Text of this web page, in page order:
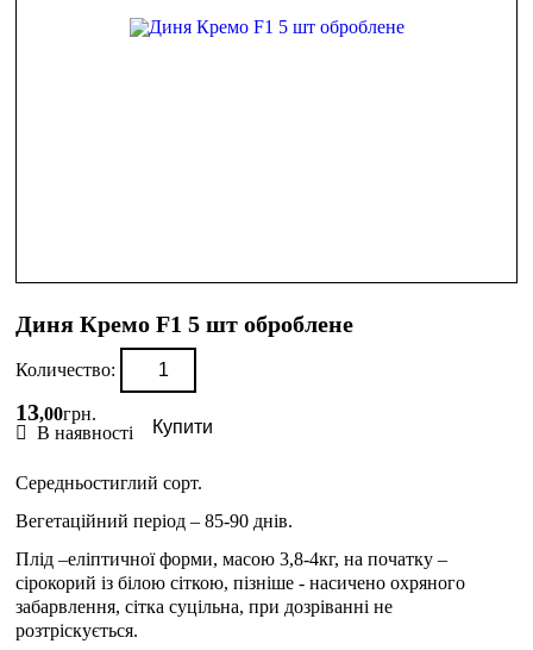
Диня Кремо F1 5 шт оброблене
Количество:
13,00грн.
В наявності
Купити
Середньостиглий сорт.
Вегетаційний період – 85-90 днів.
Плід –еліптичної форми, масою 3,8-4кг, на початку –
сірокорий із білою сіткою, пізніше - насичено охряного
забарвлення, сітка суцільна, при дозріванні не
розтріскується.